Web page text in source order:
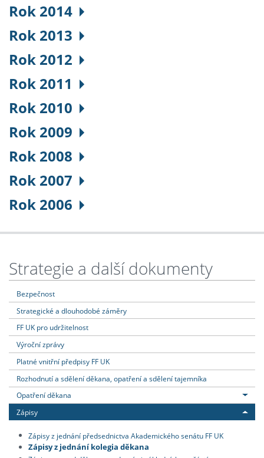
Rok 2014
Rok 2013
Rok 2012
Rok 2011
Rok 2010
Rok 2009
Rok 2008
Rok 2007
Rok 2006
Strategie a další dokumenty
Bezpečnost
Strategické a dlouhodobé záměry
FF UK pro udržitelnost
Výroční zprávy
Platné vnitřní předpisy FF UK
Rozhodnutí a sdělení děkana, opatření a sdělení tajemníka
Opatření děkana
Zápisy
Zápisy z jednání předsednictva Akademického senátu FF UK
Zápisy z jednání kolegia děkana